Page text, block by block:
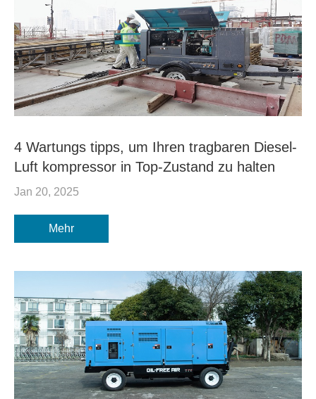
4 Wartungs tipps, um Ihren tragbaren Diesel-
Luft kompressor in Top-Zustand zu halten
Jan 20, 2025
Mehr